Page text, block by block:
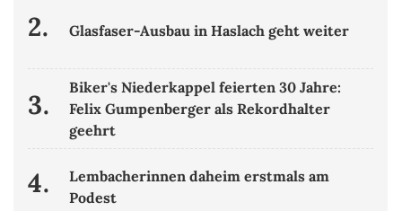
2. Glasfaser-Ausbau in Haslach geht weiter
3.
Biker's Niederkappel feierten 30 Jahre:
Felix Gumpenberger als Rekordhalter
geehrt
4.
Lembacherinnen daheim erstmals am
Podest